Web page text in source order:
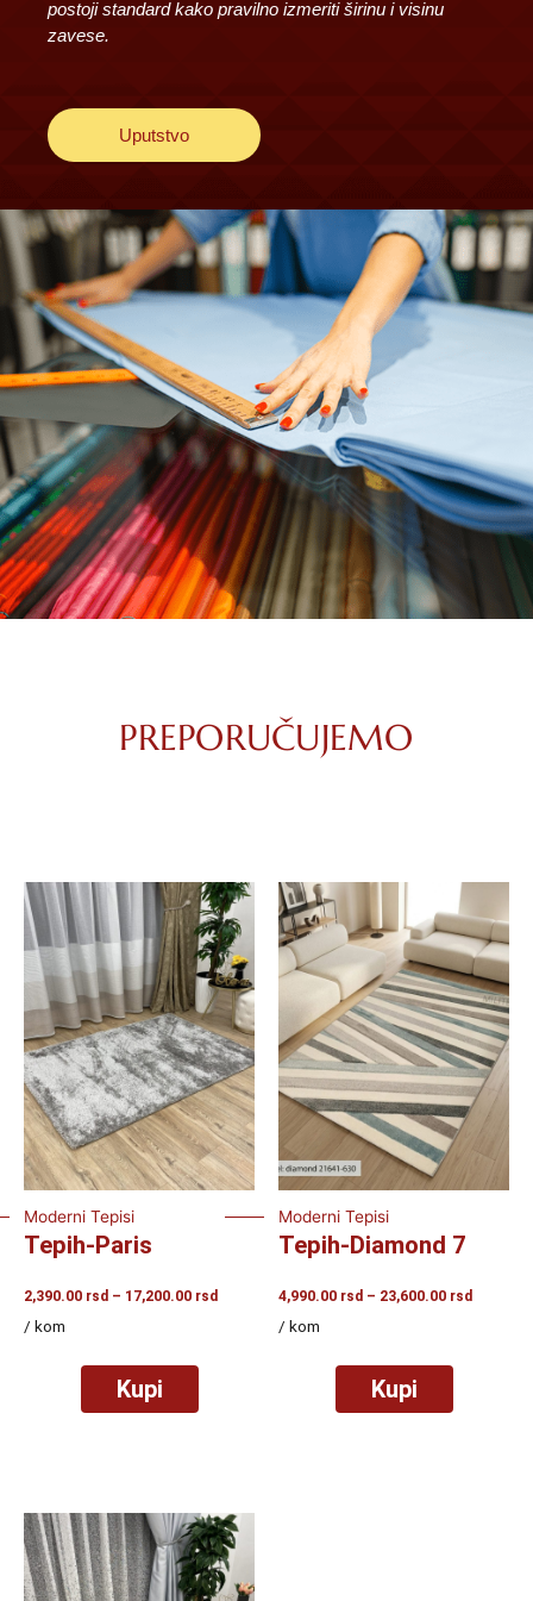
postoji standard kako pravilno izmeriti širinu i visinu
zavese.
Uputstvo
PREPORUČUJEMO
Moderni Tepisi
Tepih-Paris
2,390.00 rsd – 17,200.00 rsd
/ kom
Kupi
Moderni Tepisi
Tepih-Diamond 7
4,990.00 rsd – 23,600.00 rsd
/ kom
Kupi